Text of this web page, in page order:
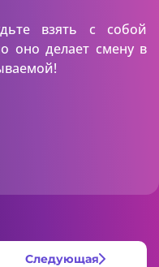
взять с собой
оно делает смену в
Следующая